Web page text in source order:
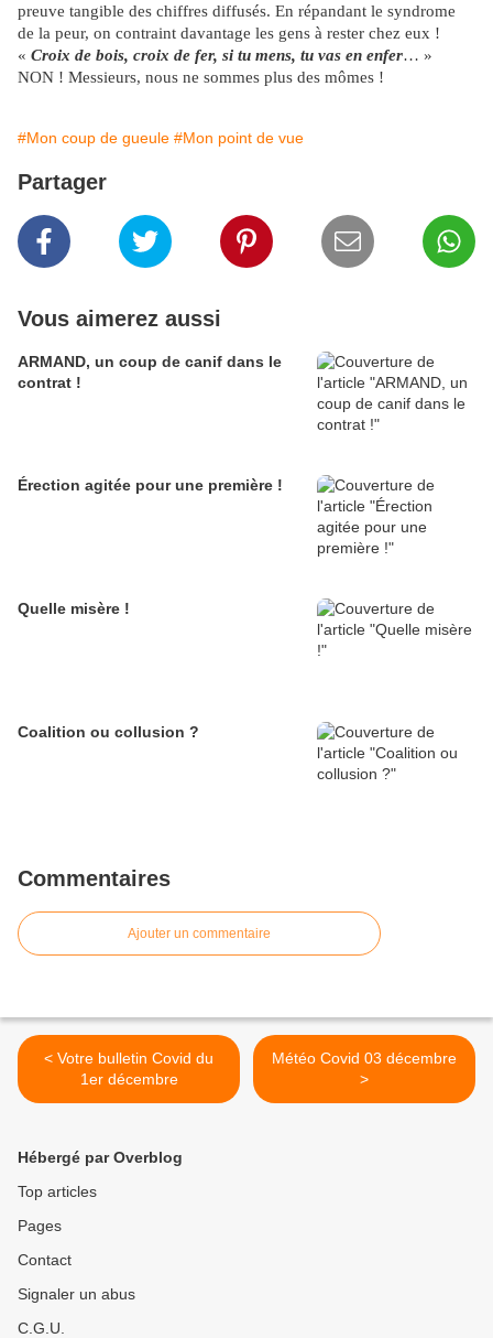
preuve tangible des chiffres diffusés. En répandant le syndrome
de la peur, on contraint davantage les gens à rester chez eux !
« Croix de bois, croix de fer, si tu mens, tu vas en enfer… »
NON ! Messieurs, nous ne sommes plus des mômes !
#Mon coup de gueule #Mon point de vue
Partager
Vous aimerez aussi
ARMAND, un coup de canif dans le
contrat !
Érection agitée pour une première !
Quelle misère !
Coalition ou collusion ?
Commentaires
Ajouter un commentaire
< Votre bulletin Covid du
1er décembre
Météo Covid 03 décembre
>
Hébergé par Overblog
Top articles
Pages
Contact
Signaler un abus
C.G.U.